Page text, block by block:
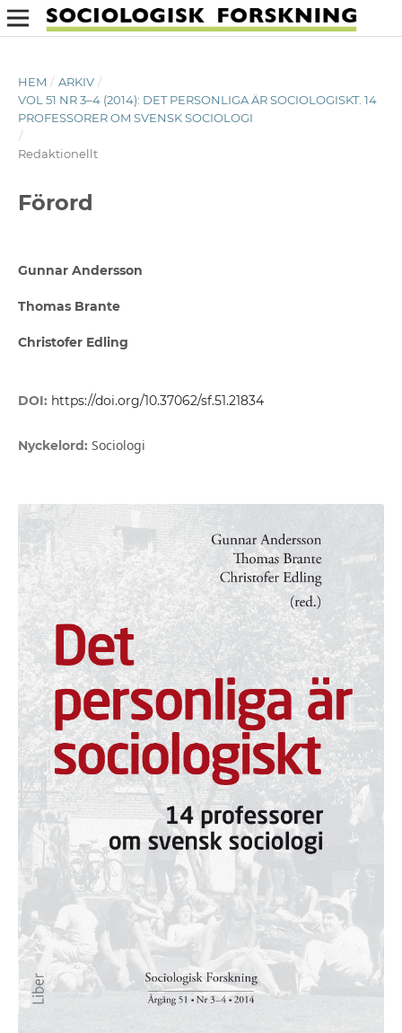
HEM / ARKIV /
VOL 51 NR 3–4 (2014): DET PERSONLIGA ÄR SOCIOLOGISKT. 14
PROFESSORER OM SVENSK SOCIOLOGI
/
Redaktionellt
Förord
Gunnar Andersson
Thomas Brante
Christofer Edling
DOI: https://doi.org/10.37062/sf.51.21834
Nyckelord: Sociologi